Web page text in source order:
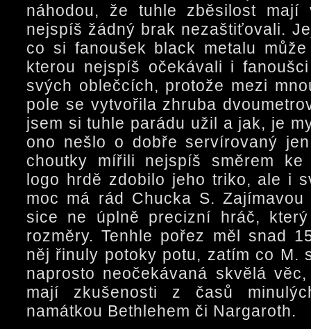
náhodou, že tuhle zběsilost
nejspíš žádný brak nezaštiťovali.
co si fanoušek black metalu
kterou nejspíš očekávali i
svých oblečcích, protože mezi
pole se vytvořila zhruba
jsem si tuhle parádu užil a jak, je
ono nešlo o dobře servírovaný
choutky mířili nejspíš směrem
logo hrdě zdobilo jeho triko, ale i
moc má rád Chucka S.
sice ne úplně precizní hráč,
rozměry. Tenhle pořez měl snad
něj řinuly potoky potu, zatím co M.
naprosto neočekávaná skvělá
mají zkušenosti z časů
namátkou Bethlehem či Nargaroth.